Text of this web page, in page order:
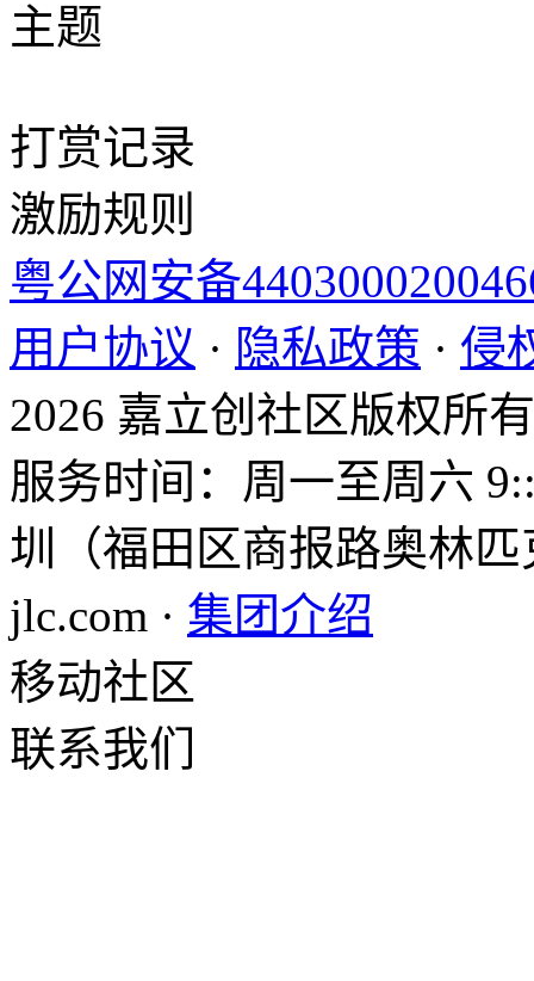
主题
打赏记录
激励规则
粤公网安备
用户协议 · 隐私政策 · 侵
2026 嘉立创社区版权所有
服务时间：周一至周六
圳（福田区商报路奥林匹
jlc.com · 集团介绍
移动社区
联系我们